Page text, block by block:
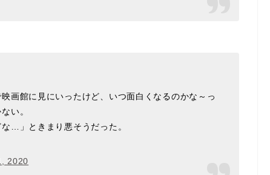
画館に見にいったけど、いつ面白くなるのかな～っ
い。
…」ときまり悪そうだった。
2020